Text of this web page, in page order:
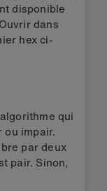
disponible
dans
hex ci-
qui
ou impair.
par deux
pair. Sinon,